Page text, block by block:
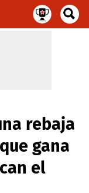
rebaja
gana
el